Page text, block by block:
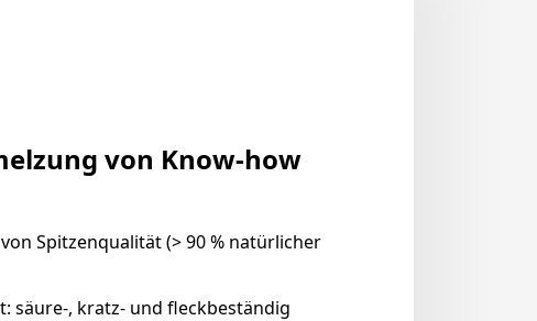
von Know-how
Spitzenqualität (> 90 % natürlicher
säure-, kratz- und fleckbeständig